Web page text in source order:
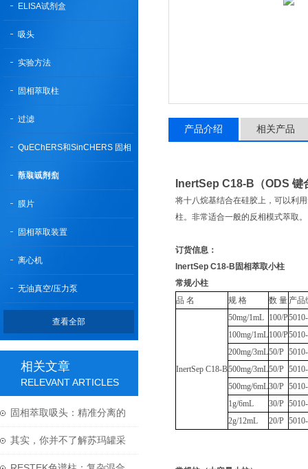
ELISA试剂盒
吸头
实验方法
固相萃取柱
过滤
QuEChERS和SinCHERS 固相
萃取试剂盒
散装吸附剂
膜片
固相萃取装置
离心机
无油真空/压力泵
查看全部
相关文章
RELEVANT ARTICLES
固相萃取吸头：精准分离的
微型化学实验室
其实，你并不了解苏玛罐采
产品介绍 相关产品
InertSep C18-B（ODS 键
将十八烷基结合在硅胶上，可以利
柱。非常适合一般的反相模式萃取。
订货信息：
InertSep C18-B固相萃取小柱
常规小柱
品 名
规 格 数 量 产品
InertSep C18-B
50mg/1mL 100/P
100mg/1mL100/P
200mg/3mL50/P
500mg/3mL50/P
500mg/6mL30/P
1g/6mL
30/P
2g/12mL
20/P